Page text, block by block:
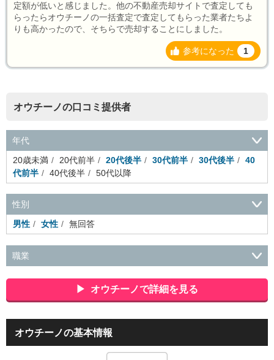
定額が低いと感じました。他の不動産売却サイトで査定しても
らったらオウチーノの一括査定で査定してもらった業者たちよ
りも高かったので、そちらで売却することにしました。
参考になった 1
オウチーノの口コミ提供者
年代
20歳未満
20代前半 20代後半 30代前半 30代後半
40
代前半
40代後半 50代以降
性別
男性
女性 無回答
職業
広告・マスコミ
接客・小売・流通・外食・食
品
アミューズメント・エンターテイメント・ゲーム関連
美
ダル・葬祭
メディア職
音響
芸能・イベント・コンパニオン
ム開発・SE・インフラ）
エンジニア（機械・電気・電子・半
オウチーノで詳細を見る
オウチーノの基本情報